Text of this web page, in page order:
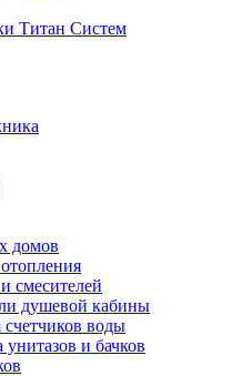
домов
смесителей
душевой кабины
счетчиков воды
и бачков